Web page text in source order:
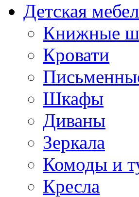
Детская
Книжные
Кровати
Шкафы
Диваны
Зеркала
Комоды и
Кресла